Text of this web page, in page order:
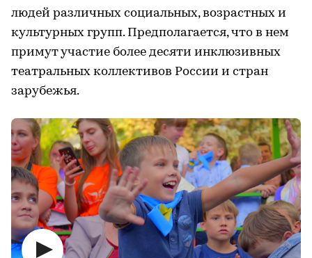
людей различных социальных, возрастных и
культурных групп. Предполагается, что в нем
примут участие более десяти инклюзивных
театральных коллективов России и стран
зарубежья.